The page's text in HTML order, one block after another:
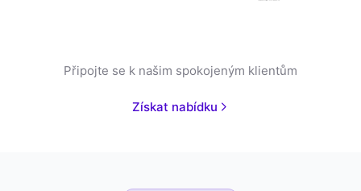
Připojte se k našim spokojeným klientům
Získat nabídku